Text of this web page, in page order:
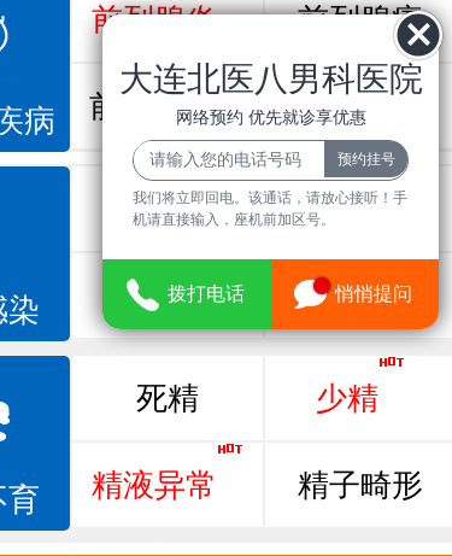
病
前列腺炎 前列腺痛
前列腺增生 排尿不畅
染
龟头炎 睾丸炎
尿相关 泌尿感染
育
死精 少精
精液异常 精子畸形
大连北医八男科医院
网络预约 优先就诊享优惠
我们将立即回电。该通话，请放心接听！手
机请直接输入，座机前加区号。
拨打电话 悄悄提问